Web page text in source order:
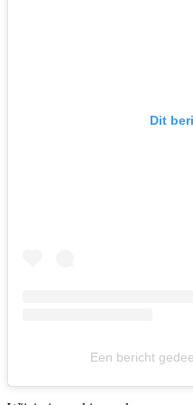
Dit
Een bericht